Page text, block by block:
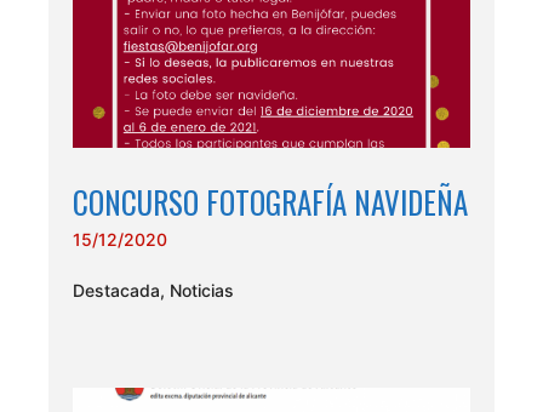
CONCURSO FOTOGRAFÍA NAVIDEÑA
15/12/2020
Destacada, Noticias